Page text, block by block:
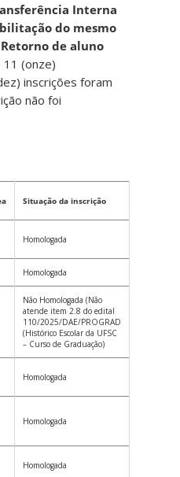
Interna
do mesmo
de aluno
11 (onze)
inscrições foram
não foi
Situação da inscrição
Homologada
Homologada
Não Homologada (Não
atende item 2.8 do edital
110/2025/DAE/PROGRAD
(Histórico Escolar da UFSC
– Curso de Graduação)
Homologada
Homologada
Homologada